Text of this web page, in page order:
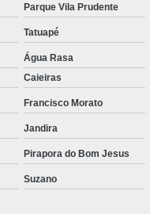
Parque Vila Prudente
Tatuapé
Água Rasa
Caieiras
Francisco Morato
Jandira
Pirapora do Bom Jesus
Suzano